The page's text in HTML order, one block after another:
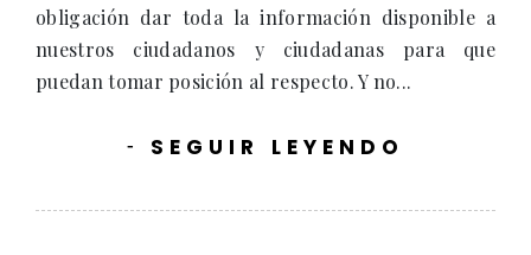
obligación dar toda la información disponible a
nuestros ciudadanos y ciudadanas para que
puedan tomar posición al respecto. Y no...
- SEGUIR LEYENDO